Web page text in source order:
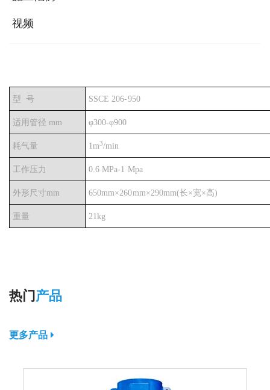
视频
型 号 SSCE 206-950
适用管径 mm φ300-φ900
耗气量 1m3/min
工作压力 0.6 MPa-1 Mpa
外形尺寸mm 650mm×260mm×290mm(长×宽×高)
重量 21kg
热门 产品
更多产品